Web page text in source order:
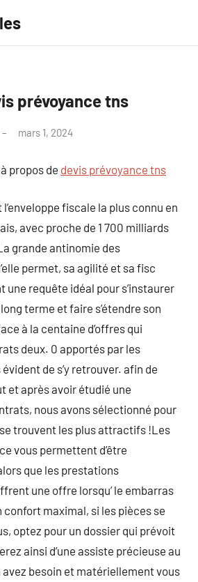
prévoyance tns
mars 1, 2024
propos de devis prévoyance tns
fiscale la plus connu en
avec proche de 1 700 milliards
grande antinomie des
permet, sa agilité et sa fisc
une requête idéal pour s’instaurer
terme et faire s’étendre son
à la centaine d’offres qui
deux. 0 apportés par les
de s’y retrouver. afin de
et après avoir étudié une
nous avons sélectionné pour
trouvent les plus attractifs !Les
vous permettent d’être
que les prestations
une offre lorsqu’ le embarras
confort maximal, si les pièces se
optez pour un dossier qui prévoit
ainsi d’une assiste précieuse au
avez besoin et matériellement vous